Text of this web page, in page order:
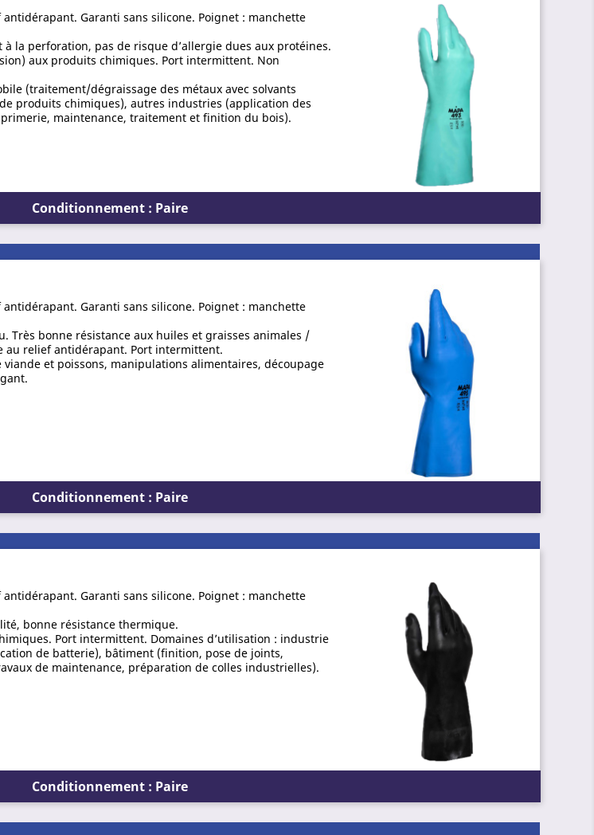
Garanti sans silicone. Poignet : manchette
à la perforation, pas de risque d’allergie dues aux protéines.
aux produits chimiques. Port intermittent. Non
(traitement/dégraissage des métaux avec solvants
produits chimiques), autres industries (application des
maintenance, traitement et finition du bois).
Conditionnement : Paire
Garanti sans silicone. Poignet : manchette
Très bonne résistance aux huiles et graisses animales /
au relief antidérapant. Port intermittent.
et poissons, manipulations alimentaires, découpage
Conditionnement : Paire
Garanti sans silicone. Poignet : manchette
bonne résistance thermique.
Port intermittent. Domaines d’utilisation : industrie
de batterie), bâtiment (finition, pose de joints,
de maintenance, préparation de colles industrielles).
Conditionnement : Paire